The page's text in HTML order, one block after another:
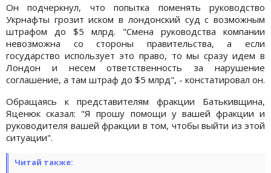
Он подчеркнул, что попытка поменять руководство
Укрнафты грозит иском в лондонский суд с возможным
штрафом до $5 млрд. "Смена руководства компании
невозможна со стороны правительства, а если
государство использует это право, то мы сразу идем в
Лондон и несем ответственность за нарушение
соглашение, а там штраф до $5 млрд", - констатировал он.
Обращаясь к представителям фракции Батькивщина,
Яценюк сказал: "Я прошу помощи у вашей фракции и
руководителя вашей фракции в том, чтобы выйти из этой
ситуации".
Читай также: